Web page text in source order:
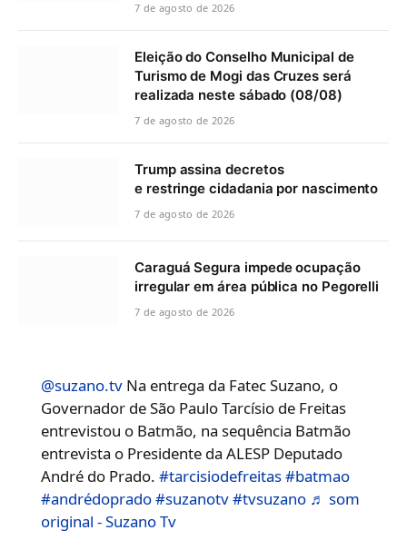
7 de agosto de 2026
Eleição do Conselho Municipal de
Turismo de Mogi das Cruzes será
realizada neste sábado (08/08)
7 de agosto de 2026
Trump assina decretos
e restringe cidadania por nascimento
7 de agosto de 2026
Caraguá Segura impede ocupação
irregular em área pública no Pegorelli
7 de agosto de 2026
@suzano.tv Na entrega da Fatec Suzano, o
Governador de São Paulo Tarcísio de Freitas
entrevistou o Batmão, na sequência Batmão
entrevista o Presidente da ALESP Deputado
André do Prado.#tarcisiodefreitas#batmao
#andrédoprado#suzanotv#tvsuzano ♬ som
original - Suzano Tv